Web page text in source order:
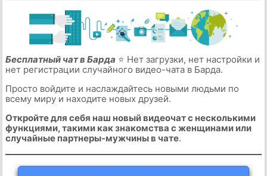
Бесплатный чат в Барда ⭐ Нет загрузки, нет настройки и
нет регистрации случайного видео-чата в Барда.
Просто войдите и наслаждайтесь новыми людьми по
всему миру и находите новых друзей.
Откройте для себя наш новый видеочат с несколькими
функциями, такими как знакомства с женщинами или
случайные партнеры-мужчины в чате.